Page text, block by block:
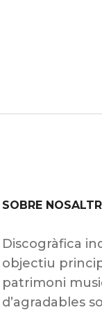
SOBRE
Discogràfica
objectiu
patrimoni
d’agradables